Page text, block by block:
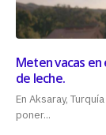
Meten vacas
de leche.
En Aksaray,
poner...